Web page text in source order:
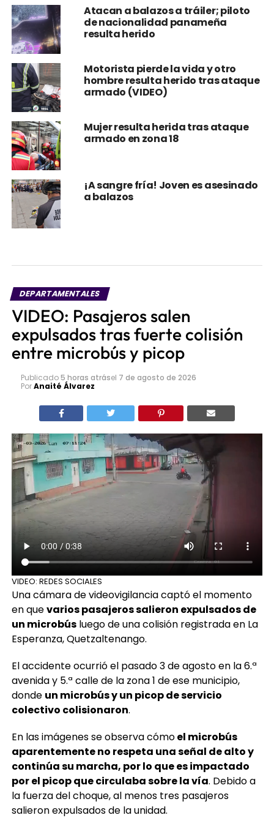
Atacan a balazos a tráiler; piloto
de nacionalidad panameña
resulta herido
Motorista pierde la vida y otro
hombre resulta herido tras ataque
armado (VIDEO)
Mujer resulta herida tras ataque
armado en zona 18
¡A sangre fría! Joven es asesinado
a balazos
DEPARTAMENTALES
VIDEO: Pasajeros salen
expulsados tras fuerte colisión
entre microbús y picop
Publicado5 horas atrásel 7 de agosto de 2026
PorAnaité Álvarez
VIDEO: REDES SOCIALES
Una cámara de videovigilancia captó el momento
en quevarios pasajeros salieron expulsados de
un microbúsluego de una colisión registrada en La
Esperanza, Quetzaltenango.
El accidente ocurrió el pasado 3 de agosto en la 6.ª
avenida y 5.ª calle de la zona 1 de ese municipio,
donde un microbús y un picop de servicio
colectivo colisionaron.
En las imágenes se observa cómoel microbús
aparentemente no respeta una señal de alto y
continúa su marcha, por lo que es impactado
por el picop que circulaba sobre la vía. Debido a
la fuerza del choque, al menos tres pasajeros
salieron expulsados de la unidad.